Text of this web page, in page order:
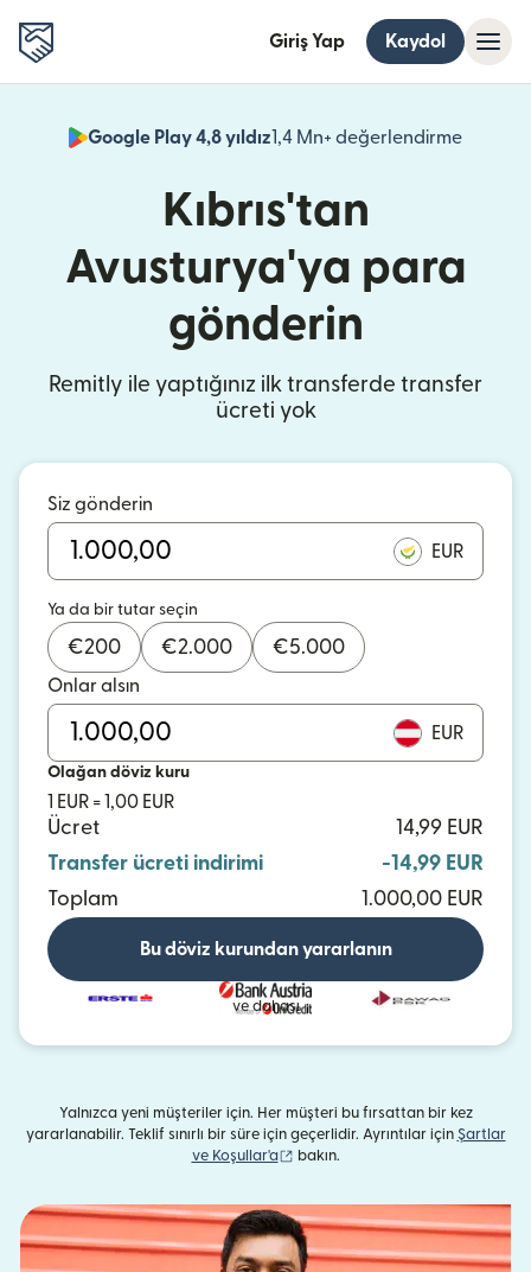
Giriş Yap Kaydol
Google Play 4,8 yıldız1,4 Mn+ değerlendirme
Kıbrıs'tan
Avusturya'ya para
gönderin
Remitly ile yaptığınız ilk transferde transfer
ücreti yok
Siz gönderin
EUR
Ya da bir tutar seçin
€200 €2.000 €5.000
Onlar alsın
EUR
Olağan döviz kuru
1 EUR = 1,00 EUR
Ücret
14,99 EUR
Transfer ücreti indirimi
-14,99 EUR
Toplam
1.000,00 EUR
Bu döviz kurundan yararlanın
ve dahası
Yalnızca yeni müşteriler için. Her müşteri bu fırsattan bir kez
yararlanabilir. Teklif sınırlı bir süre için geçerlidir. Ayrıntılar için Şartlar
ve Koşullar'a
(yeni pencerede açılır)
bakın.